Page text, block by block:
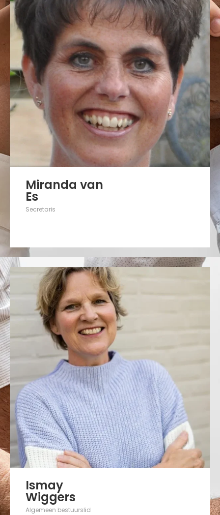
Miranda van
Es
Secretaris
Ismay
Wiggers
Algemeen bestuurslid